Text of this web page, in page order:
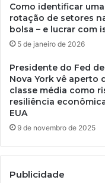
Como identificar uma
rotação de setores
bolsa – e lucrar com
5 de janeiro de 2026
Presidente do Fed de
Nova York vê aperto
classe média como
resiliência
EUA
9 de novembro de 2025
Publicidade